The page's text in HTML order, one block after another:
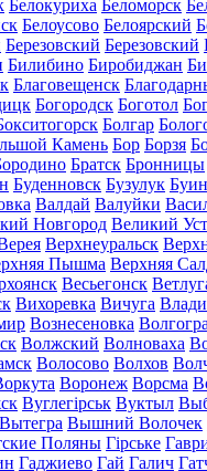
Белокуриха Беломорск
Белоусово Белоярский
Березовский Березовский
Билибино Биробиджан
Благовещенск
Богородск Боготол
Болгар
Камень Бор Борзя
Братск Бронницы
Буденновск Бузулук
Валдай Валуйки
Новгород Великий
Верхнеуральск
Пышма Верхняя
Весьегонск
Вихоревка Вичуга
Вознесеновка
Волжский Волноваха
Волосово Волхов
Воронеж Ворсма
Вуглегірськ Вуктыл
Вытегра Вышний Волочек
Поляны Гірське
Гаджиево Гай Галич